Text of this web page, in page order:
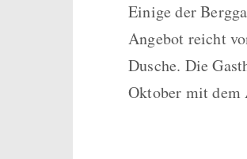
Einige der
Angebot reicht
Dusche. Die
Oktober mit